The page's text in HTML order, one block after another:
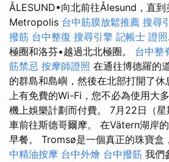
ÅLESUND•向北前往Ålesund，直
Metropolis 台中筋膜放鬆推薦 搜尋
撥筋 台中整復 搜尋引擎 記帳士 證照
極圈和洛芬•越過北北極圈。 台中整
筋禁忌 按摩師證照 在通往博德羅的
的群島和島嶼，然後在北部打開了
上有免費的Wi-Fi，您不必為使用大
機上娛樂計劃而付費。 7月22日（
車前往斯德哥爾摩。 在Vätern湖岸
早餐。 Tromsø是一個真正的珠寶盒
中精油按摩 台中外燴 台中撥筋 我們